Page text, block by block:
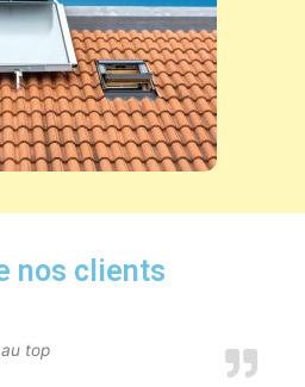
nos clients
top